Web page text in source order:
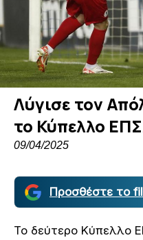
Λύγισε τον
το Κύπελλο
09/04/2025
Προσθέστε το
Το δεύτερο Κύπελλο